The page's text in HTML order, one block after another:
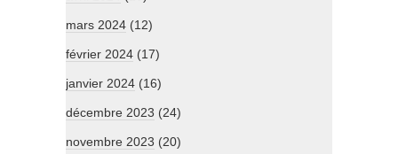
mars 2024 (12)
février 2024 (17)
janvier 2024 (16)
décembre 2023 (24)
novembre 2023 (20)